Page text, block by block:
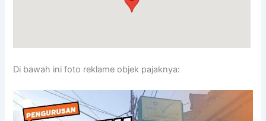
Di bawah ini foto reklame objek pajaknya: